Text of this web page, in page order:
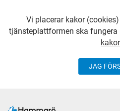
Vi placerar kakor
tjänsteplattformen ska fungera
JAG